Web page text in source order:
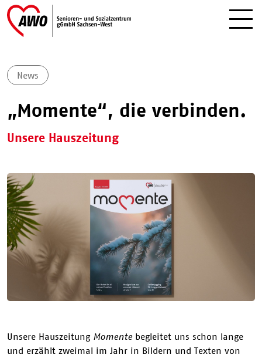
News
„Momente“, die verbinden.
Unsere Hauszeitung
Unsere Hauszeitung Momente begleitet uns schon lange
und erzählt zweimal im Jahr in Bildern und Texten von